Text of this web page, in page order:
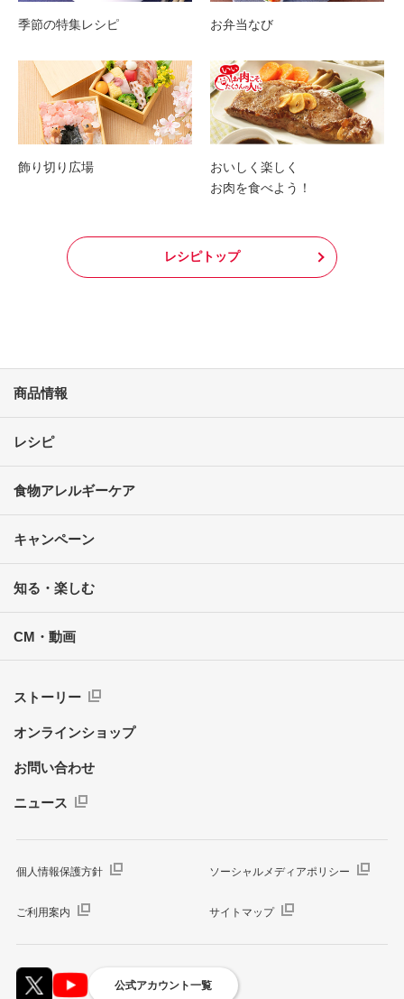
季節の特集レシピ お弁当なび
飾り切り広場
おいしく楽しく
お肉を食べよう！
レシピトップ
商品情報
レシピ
食物アレルギーケア
キャンペーン
知る・楽しむ
CM・動画
ストーリー
オンラインショップ
お問い合わせ
ニュース
個人情報保護方針 ソーシャルメディアポリシー
ご利用案内 サイトマップ
公式アカウント一覧